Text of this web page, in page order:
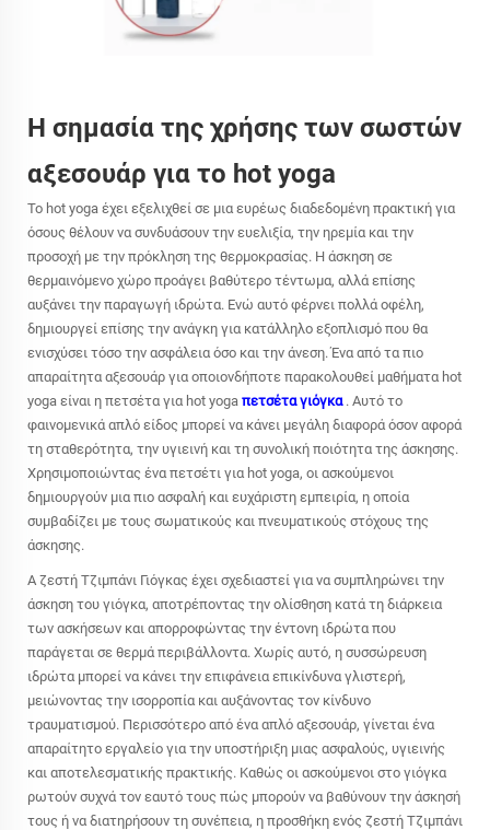
Η σημασία της χρήσης των σωστών
αξεσουάρ για το hot yoga
Το hot yoga έχει εξελιχθεί σε μια ευρέως διαδεδομένη πρακτική για
όσους θέλουν να συνδυάσουν την ευελιξία, την ηρεμία και την
προσοχή με την πρόκληση της θερμοκρασίας. Η άσκηση σε
θερμαινόμενο χώρο προάγει βαθύτερο τέντωμα, αλλά επίσης
αυξάνει την παραγωγή ιδρώτα. Ενώ αυτό φέρνει πολλά οφέλη,
δημιουργεί επίσης την ανάγκη για κατάλληλο εξοπλισμό που θα
ενισχύσει τόσο την ασφάλεια όσο και την άνεση. Ένα από τα πιο
απαραίτητα αξεσουάρ για οποιονδήποτε παρακολουθεί μαθήματα hot
yoga είναι η πετσέτα για hot yoga πετσέτα γιόγκα . Αυτό το
φαινομενικά απλό είδος μπορεί να κάνει μεγάλη διαφορά όσον αφορά
τη σταθερότητα, την υγιεινή και τη συνολική ποιότητα της άσκησης.
Χρησιμοποιώντας ένα πετσέτι για hot yoga, οι ασκούμενοι
δημιουργούν μια πιο ασφαλή και ευχάριστη εμπειρία, η οποία
συμβαδίζει με τους σωματικούς και πνευματικούς στόχους της
άσκησης.
Α ζεστή Τζιμπάνι Γιόγκας έχει σχεδιαστεί για να συμπληρώνει την
άσκηση του γιόγκα, αποτρέποντας την ολίσθηση κατά τη διάρκεια
των ασκήσεων και απορροφώντας την έντονη ιδρώτα που
παράγεται σε θερμά περιβάλλοντα. Χωρίς αυτό, η συσσώρευση
ιδρώτα μπορεί να κάνει την επιφάνεια επικίνδυνα γλιστερή,
μειώνοντας την ισορροπία και αυξάνοντας τον κίνδυνο
τραυματισμού. Περισσότερο από ένα απλό αξεσουάρ, γίνεται ένα
απαραίτητο εργαλείο για την υποστήριξη μιας ασφαλούς, υγιεινής
και αποτελεσματικής πρακτικής. Καθώς οι ασκούμενοι στο γιόγκα
ρωτούν συχνά τον εαυτό τους πώς μπορούν να βαθύνουν την άσκησή
τους ή να διατηρήσουν τη συνέπεια, η προσθήκη ενός ζεστή Τζιμπάνι